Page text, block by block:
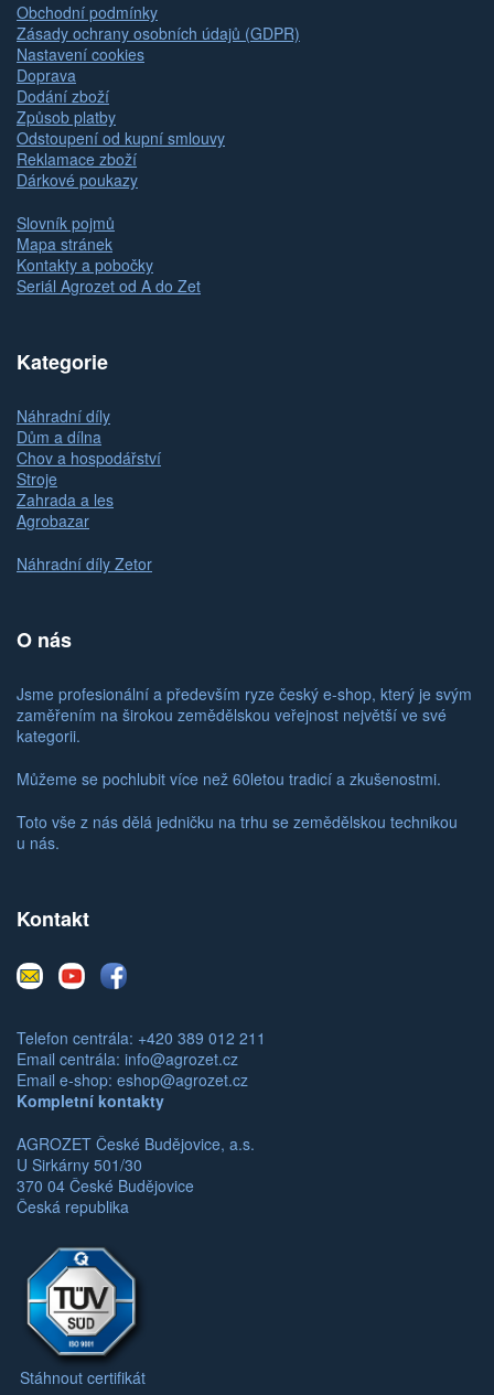
Obchodní podmínky
Zásady ochrany osobních údajů (GDPR)
Nastavení cookies
Doprava
Dodání zboží
Způsob platby
Odstoupení od kupní smlouvy
Reklamace zboží
Dárkové poukazy
Slovník pojmů
Mapa stránek
Kontakty a pobočky
Seriál Agrozet od A do Zet
Kategorie
Náhradní díly
Dům a dílna
Chov a hospodářství
Stroje
Zahrada a les
Agrobazar
Náhradní díly Zetor
O nás
Jsme profesionální a především ryze český e-shop, který je svým
zaměřením na širokou zemědělskou veřejnost největší ve své
kategorii.
Můžeme se pochlubit více než 60letou tradicí a zkušenostmi.
Toto vše z nás dělá jedničku na trhu se zemědělskou technikou
u nás.
Kontakt
E-
mail
YoutubeFacebook
Telefon centrála: +420 389 012 211
Email centrála: info@agrozet.cz
Email e-shop: eshop@agrozet.cz
Kompletní kontakty
AGROZET České Budějovice, a.s.
U Sirkárny 501/30
370 04 České Budějovice
Česká republika
Stáhnout certifikát